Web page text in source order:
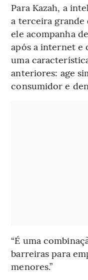
Para Kazah, a
a terceira
ele acompanha
após a internet e
uma
anteriores: age
consumidor e
“É uma
barreiras para
menores.”